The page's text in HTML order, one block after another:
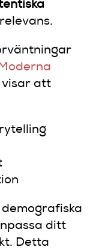
visar att
ditt
Detta